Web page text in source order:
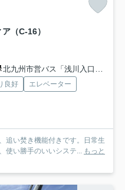
（C-16）
北九州市営バス「浅川入口」バス停下車 徒歩1分
良好
エレベーター
追い焚き機能付きです。日常生
使い勝手のいいシステ... もっと